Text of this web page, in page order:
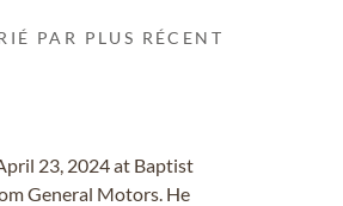
PAR PLUS RÉCENT
23, 2024 at Baptist
General Motors. He